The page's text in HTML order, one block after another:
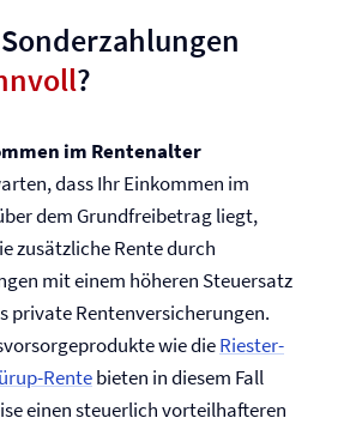
?
im Rentenalter
dass Ihr Einkommen im
dem Grundfreibetrag liegt,
zusätzliche Rente durch
mit einem höheren Steuersatz
private Renten­versicherungen.
wie dieRiester-
Rentebieten in diesem Fall
einen steuerlich vorteilhafteren